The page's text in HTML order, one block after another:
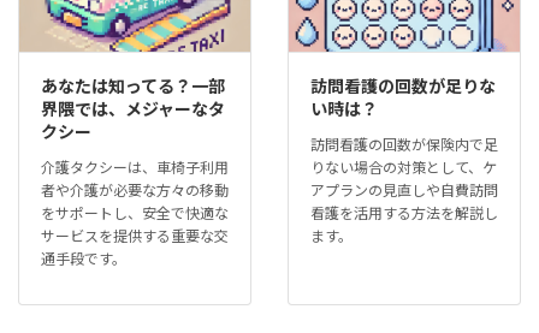
あなたは知ってる？一部
界隈では、メジャーなタ
クシー
介護タクシーは、車椅子利用
者や介護が必要な方々の移動
をサポートし、安全で快適な
サービスを提供する重要な交
通手段です。
訪問看護の回数が足りな
い時は？
訪問看護の回数が保険内で足
りない場合の対策として、ケ
アプランの見直しや自費訪問
看護を活用する方法を解説し
ます。